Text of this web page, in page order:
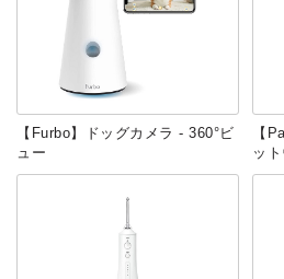
【Furbo】ドッグカメラ - 360°ビ
ュー
【
ッ